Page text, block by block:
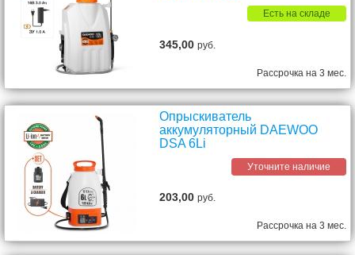
Есть на складе
345,00руб.
Рассрочка на 3 мес.
Опрыскиватель
аккумуляторный DAEWOO
DSA 6Li
Уточните наличие
203,00руб.
Рассрочка на 3 мес.